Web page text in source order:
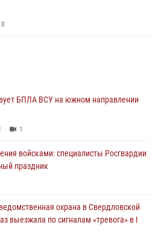
в обеспечении безопасности Дня
в межведомственном
в Свердловской области
граждан на южном
БПЛА ВСУ на южном направлении
1
войсками: специалисты Росгвардии
праздник
охрана в Свердловской
выезжала по сигналам «тревога» в I